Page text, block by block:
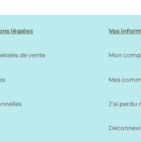
légales
de vente
Vos
Mon
Mes
J’ai perdu